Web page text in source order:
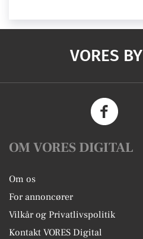
VORES BY
OM VORES DIGITAL
Om os
For annoncører
Vilkår og Privatlivspolitik
Kontakt VORES Digital